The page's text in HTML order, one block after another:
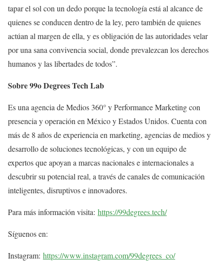
tapar el sol con un dedo porque la tecnología está al alcance de
quienes se conducen dentro de la ley, pero también de quienes
actúan al margen de ella, y es obligación de las autoridades velar
por una sana convivencia social, donde prevalezcan los derechos
humanos y las libertades de todos”.
Sobre 99o Degrees Tech Lab
Es una agencia de Medios 360° y Performance Marketing con
presencia y operación en México y Estados Unidos. Cuenta con
más de 8 años de experiencia en marketing, agencias de medios y
desarrollo de soluciones tecnológicas, y con un equipo de
expertos que apoyan a marcas nacionales e internacionales a
descubrir su potencial real, a través de canales de comunicación
inteligentes, disruptivos e innovadores.
Para más información visita: https://99degrees.tech/
Síguenos en:
Instagram: https://www.instagram.com/99degrees_co/